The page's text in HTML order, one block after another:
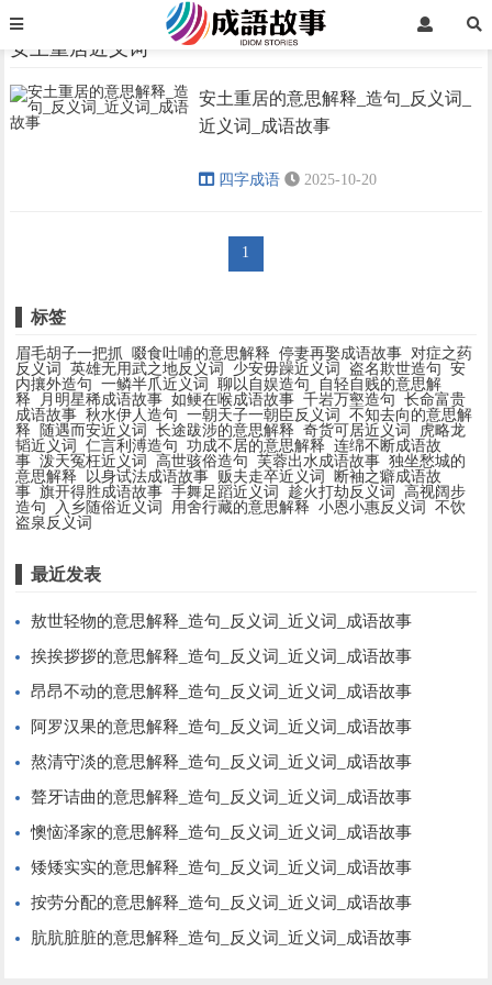
› ›
安土重居近义词
安土重居近义词
安土重居的意思解释_造句_反义词_
近义词_成语故事
四字成语 2025-10-20
1
标签
眉毛胡子一把抓 啜食吐哺的意思解释 停妻再娶成语故事 对症之药
反义词
英雄无用武之地反义词 少安毋躁近义词 盗名欺世造句
安
内攘外造句
一鳞半爪近义词 聊以自娱造句
自轻自贱的意思解
释
月明星稀成语故事 如鲠在喉成语故事 千岩万壑造句
长命富贵
成语故事 秋水伊人造句 一朝天子一朝臣反义词
不知去向的意思解
释
随遇而安近义词 长途跋涉的意思解释 奇货可居近义词
虎略龙
韬近义词
仁言利溥造句 功成不居的意思解释
连绵不断成语故
事 泼天冤枉近义词 高世骇俗造句 芙蓉出水成语故事 独坐愁城的
意思解释
以身试法成语故事 贩夫走卒近义词
断袖之癖成语故
事 旗开得胜成语故事 手舞足蹈近义词 趁火打劫反义词
高视阔步
造句
入乡随俗近义词 用舍行藏的意思解释 小恩小惠反义词
不饮
盗泉反义词
最近发表
敖世轻物的意思解释_造句_反义词_近义词_成语故事
挨挨拶拶的意思解释_造句_反义词_近义词_成语故事
昂昂不动的意思解释_造句_反义词_近义词_成语故事
阿罗汉果的意思解释_造句_反义词_近义词_成语故事
熬清守淡的意思解释_造句_反义词_近义词_成语故事
聱牙诘曲的意思解释_造句_反义词_近义词_成语故事
懊恼泽家的意思解释_造句_反义词_近义词_成语故事
矮矮实实的意思解释_造句_反义词_近义词_成语故事
按劳分配的意思解释_造句_反义词_近义词_成语故事
肮肮脏脏的意思解释_造句_反义词_近义词_成语故事